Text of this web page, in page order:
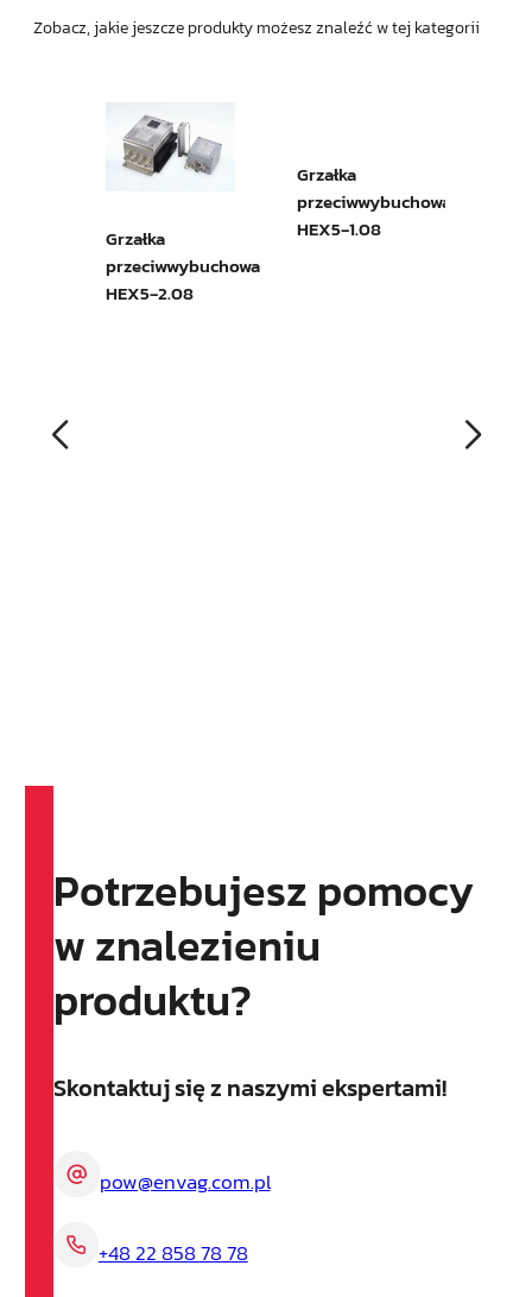
Zobacz, jakie jeszcze produkty możesz znaleźć w tej kategorii
Grzałka
przeciwwybuchowa
HEX5‑2.08
Grzałka
Potrzebujesz pomocy
w znalezieniu
produktu?
Skontaktuj się z naszymi ekspertami!
pow@envag.com.pl
+48 22 858 78 78